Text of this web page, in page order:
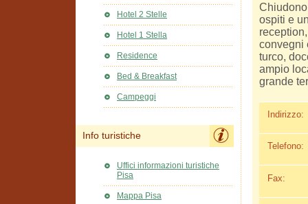
ospiti e
convegni
turco,
ampio
grande
Indirizzo:
Telefono:
Fax:
Hotel 2 Stelle
Hotel 1 Stella
Residence
Bed & Breakfast
Campeggi
Info turistiche
Uffici informazioni turistiche
Pisa
Mappa Pisa